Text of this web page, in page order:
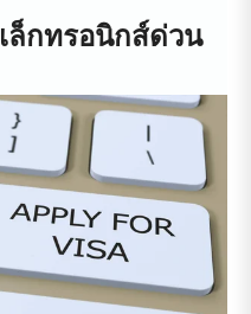
ล็กทรอนิกส์ด่วน